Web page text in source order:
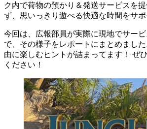
ク内で荷物の預かり＆発送サービスを
ず、思いっきり遊べる快適な時間をサポ
今回は、広報部員が実際に現地でサー
で、その様子をレポートにまとめまし
由に楽しむヒントが詰まってます！ ぜ
ください！